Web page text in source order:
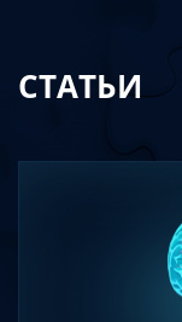
СТАТЬИ